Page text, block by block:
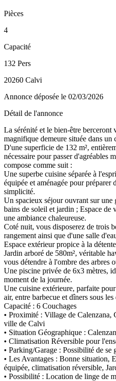
Pièces
4
Capacité
132 Pers
20260 Calvi
Annonce déposée le 02/03/2026
Détail de l'annonce
La sérénité et le bien-être berceront
magnifique demeure située dans un
D'une superficie de 132 m²,
nécessaire pour passer d'agréables
compose comme suit :
Une superbe cuisine séparée à
équipée et aménagée pour préparer
simplicité.
Un spacieux séjour ouvrant sur une
bains de soleil et jardin ; Espace
une ambiance chaleureuse.
Coté nuit, vous disposerez de trois
rangement ainsi que d'une salle
Espace extérieur propice à la
Jardin arboré de 580m², véritable
vous détendre à l'ombre des arbres
Une piscine privée de 6x3 mètres,
moment de la journée.
Une cuisine extérieure, parfaite
air, entre barbecue et dîners sous les
Capacité : 6 Couchages
• Proximité : Village de Calenzana,
ville de Calvi
• Situation Géographique :
• Climatisation Réversible pour
• Parking/Garage : Possibilité de se
• Les Avantages : Bonne situation,
équipée, climatisation réversible,
• Possibilité : Location de linge de